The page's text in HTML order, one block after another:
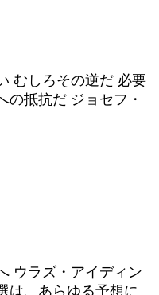
むしろその逆だ 必要
の抵抗だ ジョセフ・
ウラズ・アイディン
は、あらゆる予想に